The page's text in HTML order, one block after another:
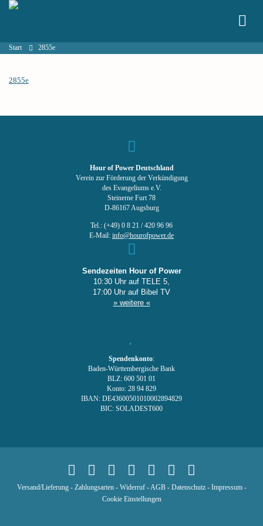
Start 2855e
2855e
Hour of Power Deutschland
Verein zur Förderung der Verkündigung
des Evangeliums e.V.
Steinerne Furt 78
D-86167 Augsburg
Tel.: (+49) 0 8 21 / 420 96 96
E-Mail: info@hourofpower.de
Sendezeiten Hour of Power
10:30 Uhr auf TELE 5,
17:00 Uhr auf Bibel TV
» weitere «
Spendenkonto:
Baden-Württembergische Bank
BLZ: 600 501 01
Konto: 28 94 829
IBAN: DE43600501010002894829
BIC: SOLADEST600
Versand/Lieferung- Zahlungsarten- Widerruf-AGB- Datenschutz- Impressum-
Cookie Einstellungen